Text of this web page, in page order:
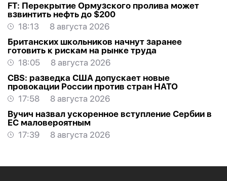
FT: Перекрытие Ормузского пролива может
взвинтить нефть до $200
18:13
8 августа 2026
Британских школьников начнут заранее
готовить к рискам на рынке труда
18:05
8 августа 2026
CBS: разведка США допускает новые
провокации России против стран НАТО
17:58
8 августа 2026
Вучич назвал ускоренное вступление Сербии в
ЕС маловероятным
17:39
8 августа 2026